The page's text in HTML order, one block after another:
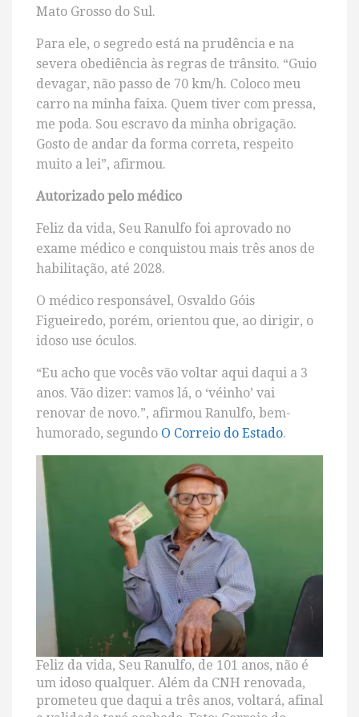
Mato Grosso do Sul.
Para ele, o segredo está na prudência e na
severa obediência às regras de trânsito. “Guio
devagar, não passo de 70 km/h. Coloco meu
carro na minha faixa. Quem tiver com pressa,
me poda. Sou escravo da minha obrigação.
Gosto de andar da forma correta, respeito
muito a lei”, afirmou.
Autorizado pelo médico
Feliz da vida, Seu Ranulfo foi aprovado no
exame médico e conquistou mais três anos de
habilitação, até 2028.
O médico responsável, Osvaldo Góis
Figueiredo, porém, orientou que, ao dirigir, o
idoso use óculos.
“Eu acho que vocês vão voltar aqui daqui a 3
anos. Vão dizer: vamos lá, o ‘véinho’ vai
renovar de novo.”, afirmou Ranulfo, bem-
humorado, segundo O Correio do Estado.
Feliz da vida, Seu Ranulfo, de 101 anos, não é
um idoso qualquer. Além da CNH renovada,
prometeu que daqui a três anos, voltará, afinal